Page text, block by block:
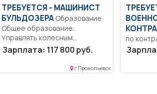
ТРЕБУЕТСЯ - МАШИНИСТ
БУЛЬДОЗЕРА
Общее образование..
Управлять колесным
бульдозером БелАЗ при
строительстве,...
Зарплата: 117 800 руб.
г Прокопьевск
по
Силах